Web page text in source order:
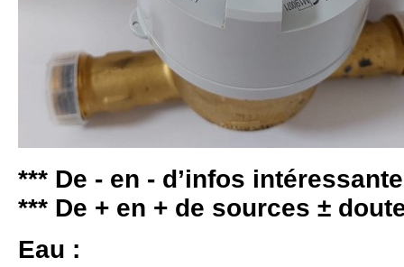
*** De - en - d’infos
*** De + en + de sources ±
Eau :